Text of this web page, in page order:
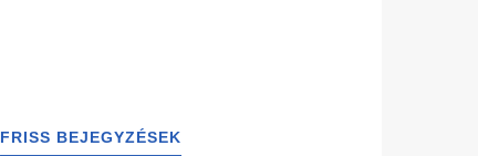
FRISS BEJEGYZÉSEK